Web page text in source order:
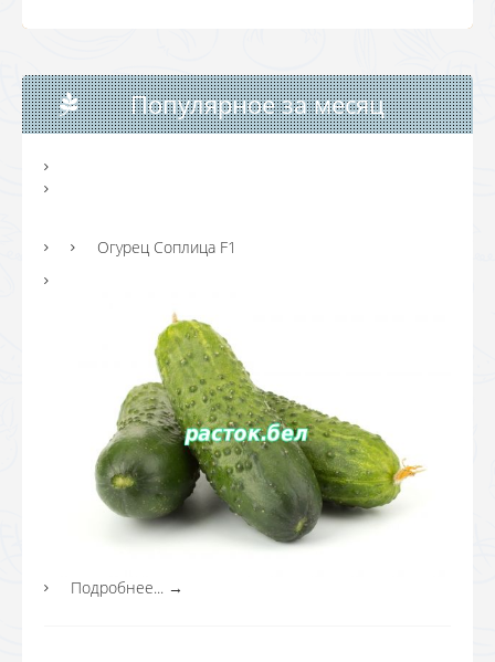
Популярное за месяц
Огурец Соплица F1
Подробнее... →